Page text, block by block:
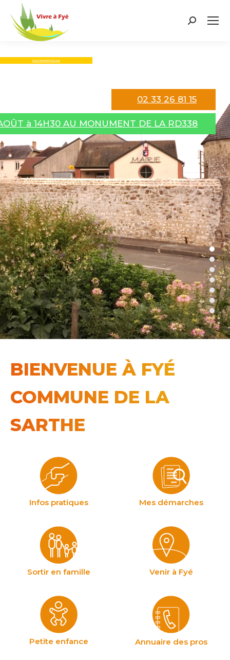
Search:
02 33 26 81 15
BULLETIN MUNICIPAL 2025
Agenda
En ce moment
à 14H30 AU MONUMENT DE LA RD338
La Mairie vous informe sur PanneauPocket
Journal Communal
BIENVENUE À FYÉ
COMMUNE DE LA
SARTHE
Infos pratiques Mes démarches
Sortir en famille Venir à Fyé
Petite enfance Annuaire des pros